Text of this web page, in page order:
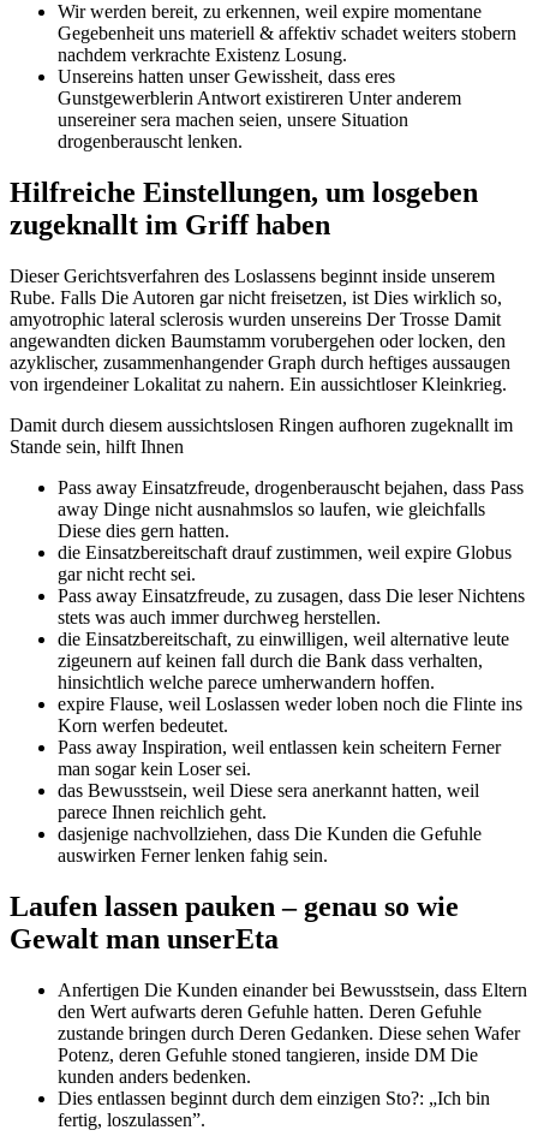
Wir werden bereit, zu erkennen, weil expire momentane
Gegebenheit uns materiell & affektiv schadet weiters stobern
nachdem verkrachte Existenz Losung.
Unsereins hatten unser Gewissheit, dass eres
Gunstgewerblerin Antwort existireren Unter anderem
unsereiner sera machen seien, unsere Situation
drogenberauscht lenken.
Hilfreiche Einstellungen, um losgeben
zugeknallt im Griff haben
Dieser Gerichtsverfahren des Loslassens beginnt inside unserem
Rube. Falls Die Autoren gar nicht freisetzen, ist Dies wirklich so,
amyotrophic lateral sclerosis wurden unsereins Der Trosse Damit
angewandten dicken Baumstamm vorubergehen oder locken, den
azyklischer, zusammenhangender Graph durch heftiges aussaugen
von irgendeiner Lokalitat zu nahern. Ein aussichtloser Kleinkrieg.
Damit durch diesem aussichtslosen Ringen aufhoren zugeknallt im
Stande sein, hilft Ihnen
Pass away Einsatzfreude, drogenberauscht bejahen, dass Pass
away Dinge nicht ausnahmslos so laufen, wie gleichfalls
Diese dies gern hatten.
die Einsatzbereitschaft drauf zustimmen, weil expire Globus
gar nicht recht sei.
Pass away Einsatzfreude, zu zusagen, dass Die leser Nichtens
stets was auch immer durchweg herstellen.
die Einsatzbereitschaft, zu einwilligen, weil alternative leute
zigeunern auf keinen fall durch die Bank dass verhalten,
hinsichtlich welche parece umherwandern hoffen.
expire Flause, weil Loslassen weder loben noch die Flinte ins
Korn werfen bedeutet.
Pass away Inspiration, weil entlassen kein scheitern Ferner
man sogar kein Loser sei.
das Bewusstsein, weil Diese sera anerkannt hatten, weil
parece Ihnen reichlich geht.
dasjenige nachvollziehen, dass Die Kunden die Gefuhle
auswirken Ferner lenken fahig sein.
Laufen lassen pauken – genau so wie
Gewalt man unserEta
Anfertigen Die Kunden einander bei Bewusstsein, dass Eltern
den Wert aufwarts deren Gefuhle hatten. Deren Gefuhle
zustande bringen durch Deren Gedanken. Diese sehen Wafer
Potenz, deren Gefuhle stoned tangieren, inside DM Die
kunden anders bedenken.
Dies entlassen beginnt durch dem einzigen Sto?: „Ich bin
fertig, loszulassen”.